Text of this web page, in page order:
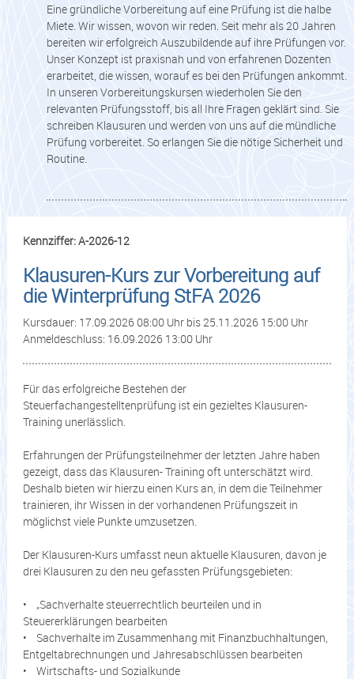
Eine gründliche Vorbereitung auf eine Prüfung ist die halbe
Miete. Wir wissen, wovon wir reden. Seit mehr als 20 Jahren
bereiten wir erfolgreich Auszubildende auf ihre Prüfungen vor.
Unser Konzept ist praxisnah und von erfahrenen Dozenten
erarbeitet, die wissen, worauf es bei den Prüfungen ankommt.
In unseren Vorbereitungskursen wiederholen Sie den
relevanten Prüfungsstoff, bis all Ihre Fragen geklärt sind. Sie
schreiben Klausuren und werden von uns auf die mündliche
Prüfung vorbereitet. So erlangen Sie die nötige Sicherheit und
Routine.
Kennziffer: A-2026-12
Klausuren-Kurs zur Vorbereitung auf
die Winterprüfung StFA 2026
Kursdauer: 17.09.2026 08:00 Uhr bis 25.11.2026 15:00 Uhr
Anmeldeschluss: 16.09.2026 13:00 Uhr
Für das erfolgreiche Bestehen der
Steuerfachangestelltenprüfung ist ein gezieltes Klausuren-
Training unerlässlich.
Erfahrungen der Prüfungsteilnehmer der letzten Jahre haben
gezeigt, dass das Klausuren- Training oft unterschätzt wird.
Deshalb bieten wir hierzu einen Kurs an, in dem die Teilnehmer
trainieren, ihr Wissen in der vorhandenen Prüfungszeit in
möglichst viele Punkte umzusetzen.
Der Klausuren-Kurs umfasst neun aktuelle Klausuren, davon je
drei Klausuren zu den neu gefassten Prüfungsgebieten:
• „Sachverhalte steuerrechtlich beurteilen und in
Steuererklärungen bearbeiten
• Sachverhalte im Zusammenhang mit Finanzbuchhaltungen,
Entgeltabrechnungen und Jahresabschlüssen bearbeiten
• Wirtschafts- und Sozialkunde